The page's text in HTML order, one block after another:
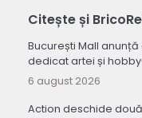
Citește și
București Mall
dedicat artei și
6 august 2026
Action deschide